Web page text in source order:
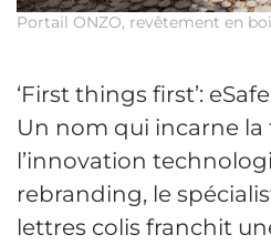
Portail ONZO, revêtement en
‘First things first’:
Un nom qui incarne
l’innovation
rebranding, le
lettres colis franchit